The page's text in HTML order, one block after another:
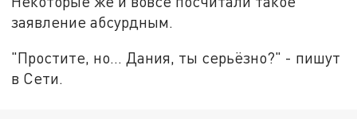
заявление абсурдным.
"Простите, но… Дания, ты серьёзно?" - пишут
в Сети.